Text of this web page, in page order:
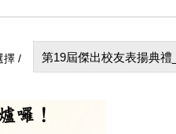
擇 / 第19屆傑出校友表揚典禮